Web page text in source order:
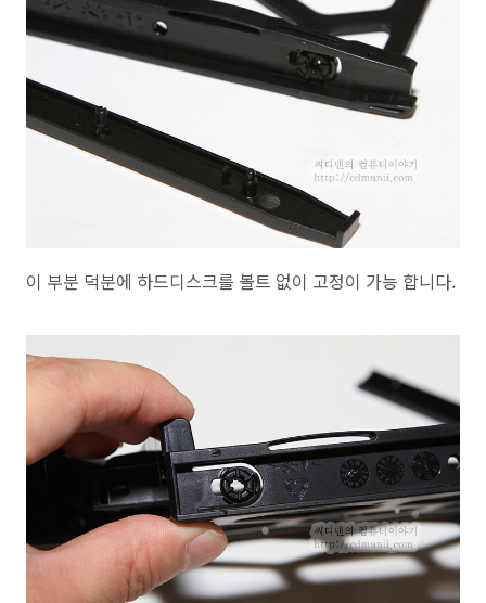
이 부분 덕분에 하드디스크를 볼트 없이 고정이 가능 합니다.